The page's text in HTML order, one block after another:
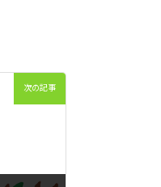
次の記事